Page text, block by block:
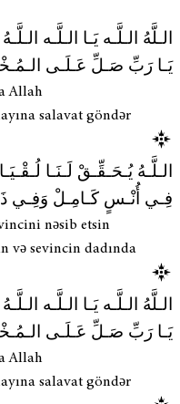
الـلَّهُ الـلَّـه يَـا الـلَّـه
يَـا رَبِّ صَـلِّ عَـلَـى
Allah
salavat göndər
الـلَّـهُ يُـحَـقِّـقْ لَـنَـا
فِـي أُنْـسٍ كَـامِـلْ وَفِـي
nəsib etsin
və sevincin dadında
الـلَّهُ الـلَّـه يَـا الـلَّـه
يَـا رَبِّ صَـلِّ عَـلَـى
Allah
salavat göndər